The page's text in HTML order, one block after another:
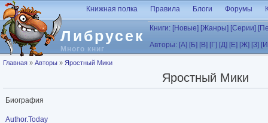
Перейти к основному содержанию
Либрусек
Много книг
Книжная полка Правила Блоги Форумы
Книги: [Новые] [Жанры] [Серии]
Авторы: [А] [Б] [В] [Г] [Д] [Е] [Ж] [З]
Вы здесь
Главная » Авторы » Яростный Мики
Яростный Мики
Биография
Author.Today